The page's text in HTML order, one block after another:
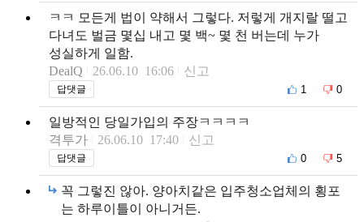
ㅋㅋ 모든게 법이 약해서 그렇다. 저렇게 개지랄 떨고
다녀도 벌금 몇십 내고 몇 백~ 몇 천 버는데 누가
성실하게 일함.
DealQ
26.06.10 16:06 신고
답댓글 1 0
일방적인 당일가입의 주장ㅋㅋㅋㅋ
격투가
26.06.10 17:40 신고
답댓글 0 5
꼭 그렇진 않아. 양아치같은 입주청소업체의 횡포
는 하루이틀이 아니거든.